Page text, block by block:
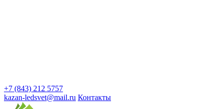
+7 (843) 212 5757
kazan-ledsvet@mail.ru Контакты